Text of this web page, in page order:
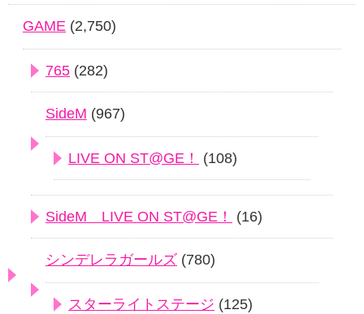
GAME (2,750)
765 (282)
SideM (967)
LIVE ON ST@GE！ (108)
SideM LIVE ON ST@GE！ (16)
シンデレラガールズ (780)
スターライトステージ (125)